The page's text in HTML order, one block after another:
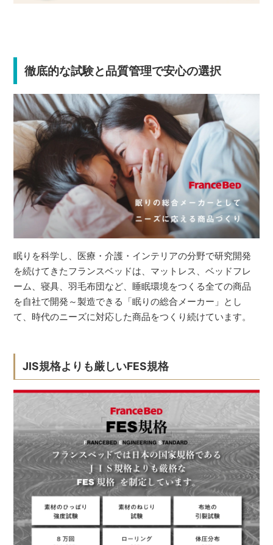
徹底的な試験と品質管理で安心の選択
眠りを科学し、医療・介護・インテリアの分野で研究開発
を続けてきたフランスベッドは、マットレス、ベッドフレ
ーム、寝具、羽毛布団など、睡眠環境をつくる全ての商品
を自社で開発～製造できる「眠りの総合メーカー」とし
て、時代のニーズに対応した商品をつくり続けています。
JIS規格よりも厳しいFES規格